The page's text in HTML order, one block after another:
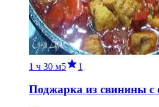
1 ч 30 м5 1
Поджарка из свинины